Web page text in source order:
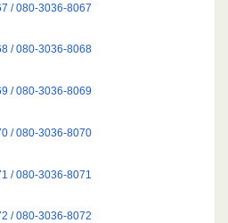
/ 080-3036-8067
/ 080-3036-8068
/ 080-3036-8069
/ 080-3036-8070
/ 080-3036-8071
/ 080-3036-8072